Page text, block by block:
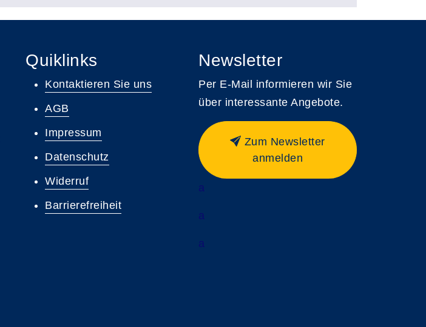
Quiklinks
Kontaktieren Sie uns
AGB
Impressum
Datenschutz
Widerruf
Barrierefreiheit
Newsletter
Per E-Mail informieren wir Sie
über interessante Angebote.
Zum Newsletter
anmelden
a
a
a